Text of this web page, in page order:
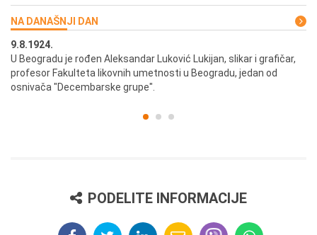
NA DANAŠNJI DAN
9.8.1924.
U Beogradu je rođen Aleksandar Luković Lukijan, slikar i grafičar,
profesor Fakulteta likovnih umetnosti u Beogradu, jedan od
osnivača "Decembarske grupe".
PODELITE INFORMACIJE